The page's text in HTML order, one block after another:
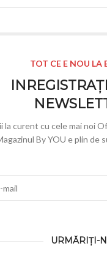
TOT CE E NOU LA
la curent cu cele mai noi
By YOU e plin de
URMĂRIȚI-